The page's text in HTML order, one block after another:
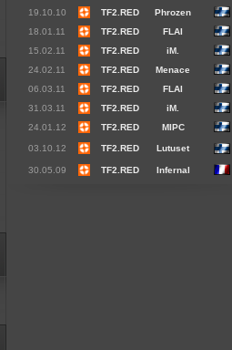
19.10.10
TF2.RED
Phrozen
18.01.11
TF2.RED
FLAI
15.02.11
TF2.RED
iM.
24.02.11
TF2.RED
Menace
06.03.11
TF2.RED
FLAI
31.03.11
TF2.RED
iM.
24.01.12
TF2.RED MIPC
03.10.12 TF2.RED Lutuset
30.05.09 TF2.RED Infernal